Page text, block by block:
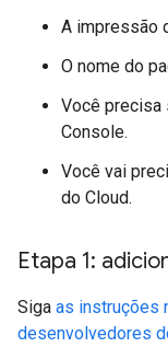
A impressão
O nome do
Você precisa
Console.
Você vai
do Cloud.
Etapa 1:
Siga as instruções
desenvolvedores